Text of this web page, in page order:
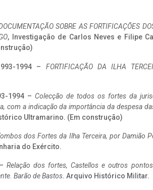
SOBRE AS FORTIFICAÇÕES
, Investigação de Carlos Neves e Filipe
1994 – FORTIFICAÇÃO DA ILHA
1994 – Colecção de todos os fortes da
com a indicação da importância da despesa
Ultramarino. (Em construção)
dos Fortes da Ilha Terceira, por Damião
do Exército.
Relação dos fortes, Castellos e outros
Barão de Bastos. Arquivo Histórico Militar.